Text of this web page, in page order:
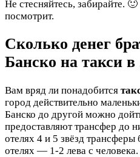
Не стесняйтесь, забирайте.
посмотрит.
Сколько денег
Банско на такси в
Вам вряд ли понадобится
город действительно
Банско до другой можно
предоставляют трансфер до
отелях 4 и 5 звёзд трансферы
отелях — 1-2 лева с человека.